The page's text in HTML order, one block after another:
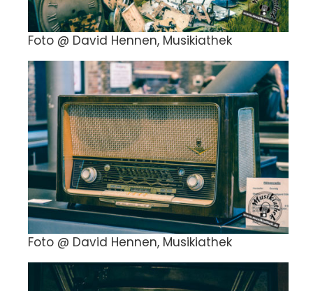
Foto @ David Hennen, Musikiathek
Foto @ David Hennen, Musikiathek